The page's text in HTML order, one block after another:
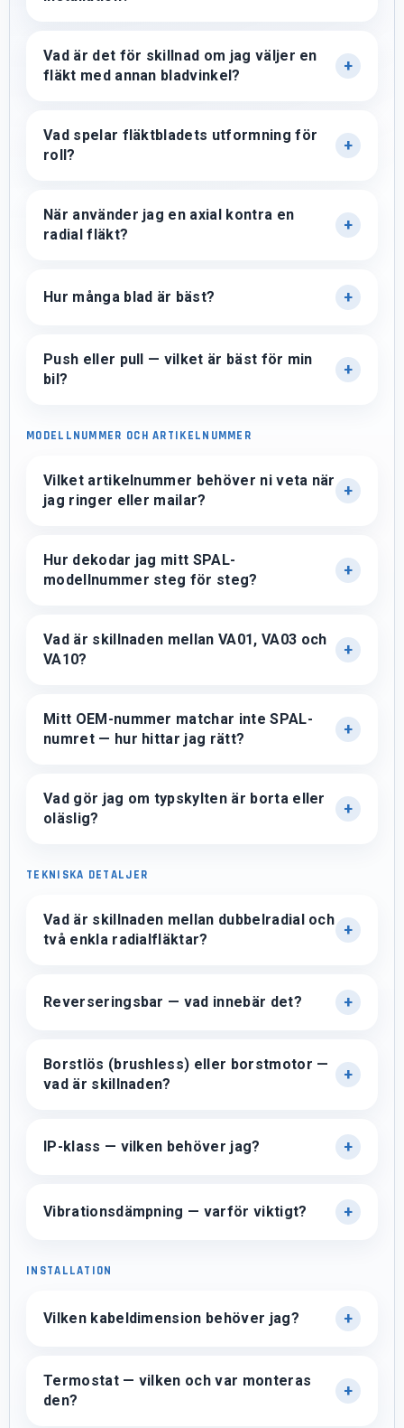
Vad är det för skillnad om jag väljer en
fläkt med annan bladvinkel?
Vad spelar fläktbladets utformning för
roll?
När använder jag en axial kontra en
radial fläkt?
Hur många blad är bäst?
Push eller pull — vilket är bäst för min
bil?
MODELLNUMMER OCH ARTIKELNUMMER
Vilket artikelnummer behöver ni veta när
jag ringer eller mailar?
Hur dekodar jag mitt SPAL-
modellnummer steg för steg?
Vad är skillnaden mellan VA01, VA03 och
VA10?
Mitt OEM-nummer matchar inte SPAL-
numret — hur hittar jag rätt?
Vad gör jag om typskylten är borta eller
oläslig?
TEKNISKA DETALJER
Vad är skillnaden mellan dubbelradial och
två enkla radialfläktar?
Reverseringsbar — vad innebär det?
Borstlös (brushless) eller borstmotor —
vad är skillnaden?
IP-klass — vilken behöver jag?
Vibrationsdämpning — varför viktigt?
INSTALLATION
Vilken kabeldimension behöver jag?
Termostat — vilken och var monteras
den?